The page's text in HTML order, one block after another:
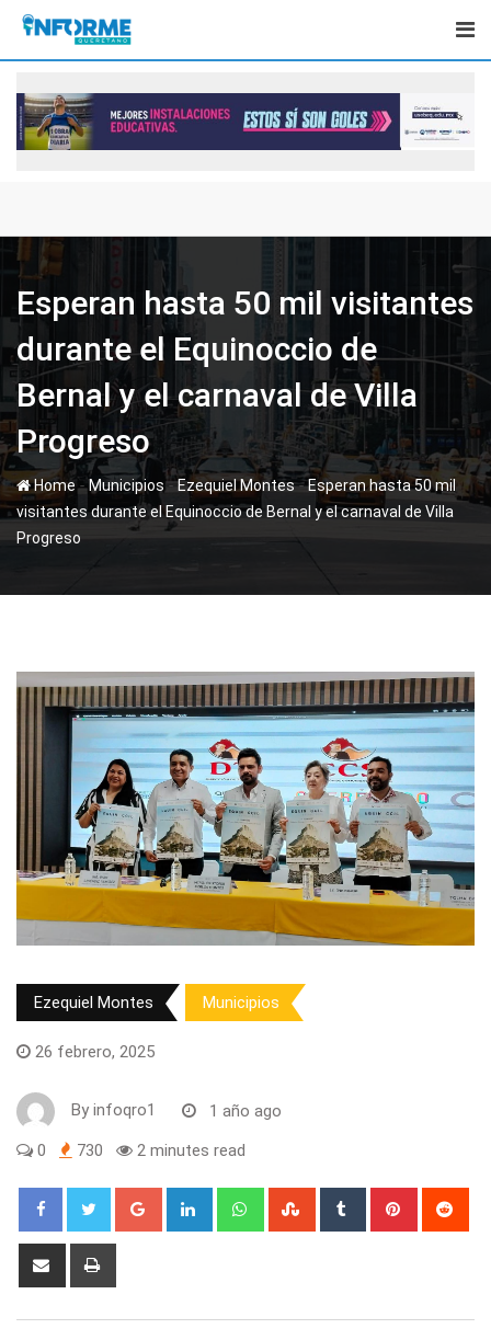
Skip
content
Esperan hasta 50 mil visitantes
durante el Equinoccio de
Bernal y el carnaval de Villa
Progreso
Home-Municipios-Ezequiel Montes-Esperan hasta 50 mil
visitantes durante el Equinoccio de Bernal y el carnaval de Villa
Progreso
Ezequiel Montes Municipios
26 febrero, 2025
By infoqro1 1 año ago
0 730 2 minutes read
Google+ LinkedIn WhatsappStumbleUpon
Tumblr Pinterest
Share